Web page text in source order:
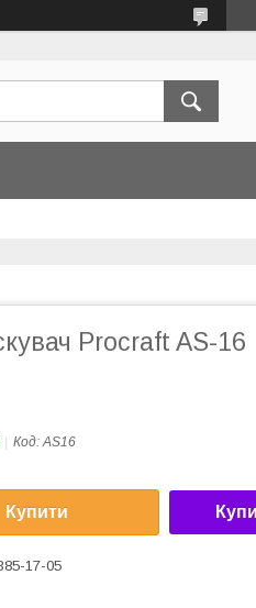
Procraft AS-16
Код:AS16
Купити
17-05